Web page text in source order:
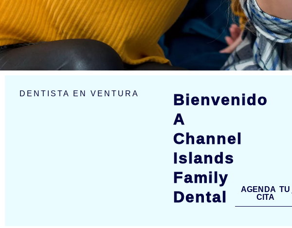
DENTISTA EN VENTURA
Bienvenido
A
Channel
Islands
Family
Dental
AGENDA TU
CITA